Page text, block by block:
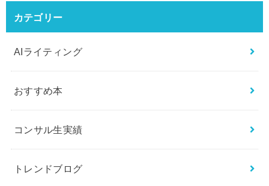
カテゴリー
AIライティング
おすすめ本
コンサル生実績
トレンドブログ